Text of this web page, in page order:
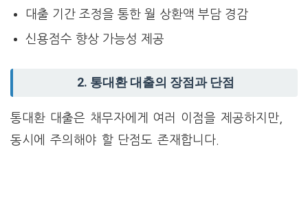
대출 기간 조정을 통한 월 상환액 부담 경감
신용점수 향상 가능성 제공
2. 통대환 대출의 장점과 단점
통대환 대출은 채무자에게 여러 이점을 제공하지만,
동시에 주의해야 할 단점도 존재합니다.